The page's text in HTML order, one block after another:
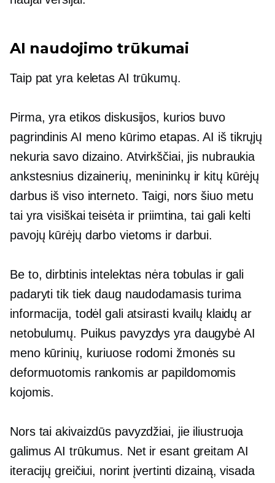
AI naudojimo trūkumai
Taip pat yra keletas AI trūkumų.
Pirma, yra etikos diskusijos, kurios buvo
pagrindinis AI meno kūrimo etapas. AI iš tikrųjų
nekuria savo dizaino. Atvirkščiai, jis nubraukia
ankstesnius dizainerių, menininkų ir kitų kūrėjų
darbus iš viso interneto. Taigi, nors šiuo metu
tai yra visiškai teisėta ir priimtina, tai gali kelti
pavojų kūrėjų darbo vietoms ir darbui.
Be to, dirbtinis intelektas nėra tobulas ir gali
padaryti tik tiek daug naudodamasis turima
informacija, todėl gali atsirasti kvailų klaidų ar
netobulumų. Puikus pavyzdys yra daugybė AI
meno kūrinių, kuriuose rodomi žmonės su
deformuotomis rankomis ar papildomomis
kojomis.
Nors tai akivaizdūs pavyzdžiai, jie iliustruoja
galimus AI trūkumus. Net ir esant greitam AI
iteracijų greičiui, norint įvertinti dizainą, visada